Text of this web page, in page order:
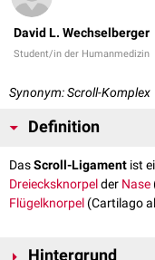
David L. Wechselberger
Student/in der Humanmedizin
Synonym: Scroll-Komplex
Definition
DasScroll-Ligament ist
Dreiecksknorpelder Nase
Flügelknorpel (Cartilago
Hintergrund